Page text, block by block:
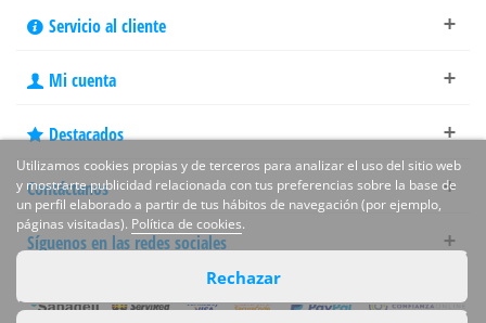
Servicio al cliente
Mi cuenta
Destacados
Contáctanos
Síguenos en las redes sociales
Utilizamos cookies propias y de terceros para analizar el uso del sitio web
y mostrarte publicidad relacionada con tus preferencias sobre la base de
un perfil elaborado a partir de tus hábitos de navegación (por ejemplo,
páginas visitadas). Política de cookies.
Rechazar